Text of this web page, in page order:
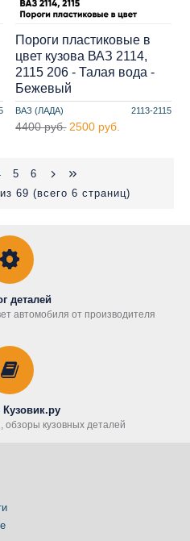
ВАЗ (ЛАДА) 2113-2115
Пороги пластиковые в
цвет кузова ВАЗ 2114,
2115 206 - Талая вода -
Бежевый
4400 руб. 2500 руб.
5
6
69 (всего 6 страниц)
деталей
автомобиля от производителя
обзоры кузовных деталей